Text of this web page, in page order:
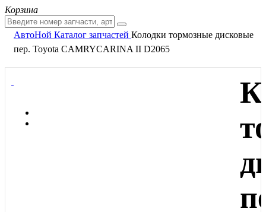
Корзина
АвтоНой Каталог запчастей Колодки тормозные дисковые
пер. Toyota CAMRYCARINA II D2065